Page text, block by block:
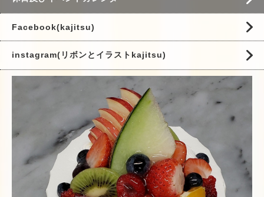
Facebook(kajitsu)
instagram(リボンとイラストkajitsu)